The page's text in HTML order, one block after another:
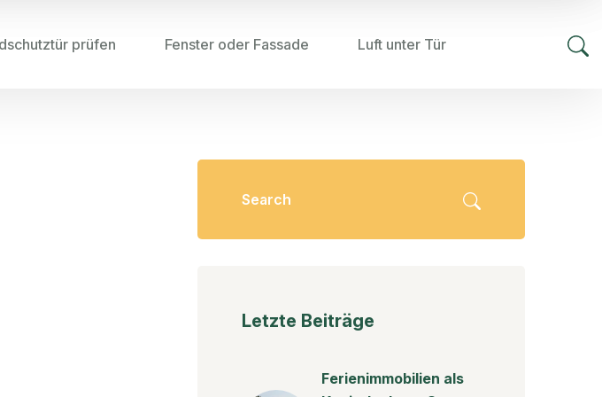
prüfen Fenster oder Fassade Luft unter Tür
Letzte Beiträge
Ferienimmobilien als